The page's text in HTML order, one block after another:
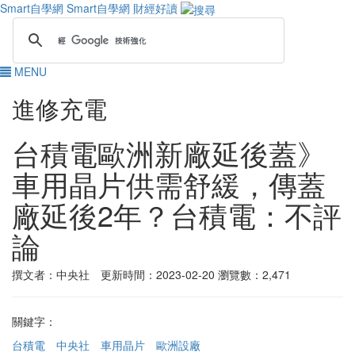
Smart自學網 Smart自學網 財經好讀
MENU
進修充電
台積電歐洲新廠延後蓋》
車用晶片供需舒緩，傳蓋
廠延後2年？台積電：不評
論
撰文者：中央社 更新時間：2023-02-20 瀏覽數：2,471
關鍵字：
台積電
中央社 車用晶片
歐洲設廠